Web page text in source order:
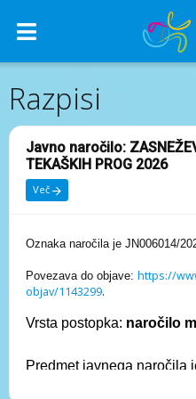
Razpisi
Javno naročilo:
TEKAŠKIH PROG 2026
Več
Oznaka naročila je JN006014/
Povezava do objave: https://
objav/1143299.
Vrsta postopka: naročilo
Predmet javnega naročila